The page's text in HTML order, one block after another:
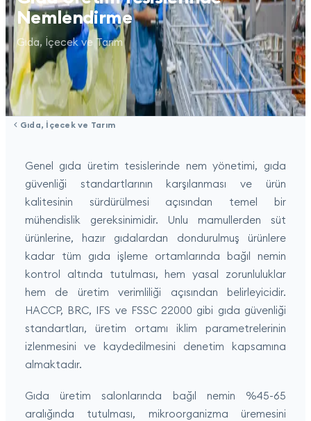
Nemlendirme
Gıda, İçecek ve Tarım
Gıda, İçecek ve Tarım
Genel gıda üretim tesislerinde nem yönetimi, gıda
güvenliği standartlarının karşılanması ve ürün
kalitesinin sürdürülmesi açısından temel bir
mühendislik gereksinimidir. Unlu mamullerden süt
ürünlerine, hazır gıdalardan dondurulmuş ürünlere
kadar tüm gıda işleme ortamlarında bağıl nemin
kontrol altında tutulması, hem yasal zorunluluklar
hem de üretim verimliliği açısından belirleyicidir.
HACCP, BRC, IFS ve FSSC 22000 gibi gıda güvenliği
standartları, üretim ortamı iklim parametrelerinin
izlenmesini ve kaydedilmesini denetim kapsamına
almaktadır.
Gıda üretim salonlarında bağıl nemin %45-65
aralığında tutulması, mikroorganizma üremesini